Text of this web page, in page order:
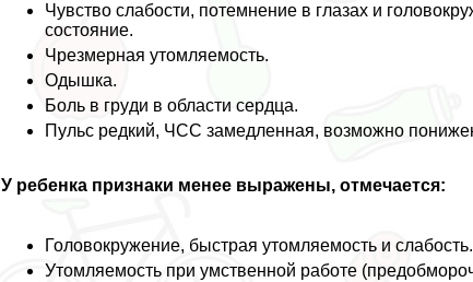
Чувство слабости, потемнение в глазах и
состояние.
Чрезмерная утомляемость.
Одышка.
Боль в гpyди в области сердца.
Пульс редкий, ЧСС замедленная, возможно
У ребенка признаки менее выражены, отмечается:
Головокружение, быстрая утомляемость и слабость.
Утомляемость при умственной работе